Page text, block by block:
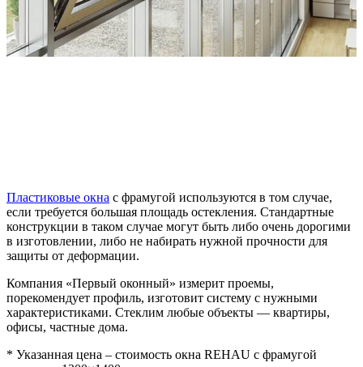
Пластиковые окна с фрамугой используются в том случае,
если требуется большая площадь остекления. Стандартные
конструкции в таком случае могут быть либо очень дорогими
в изготовлении, либо не набирать нужной прочности для
защиты от деформации.
Компания «Первый оконный» измерит проемы,
порекомендует профиль, изготовит систему с нужными
характеристиками. Стеклим любые объекты — квартиры,
офисы, частные дома.
* Указанная цена – стоимость окна REHAU с фрамугой